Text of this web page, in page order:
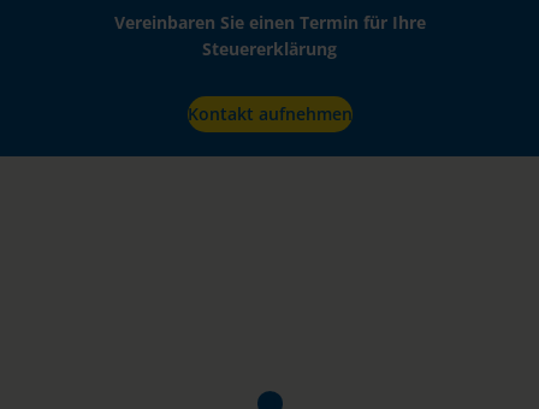
Vereinbaren Sie einen Termin für Ihre
Steuererklärung
Kontakt aufnehmen